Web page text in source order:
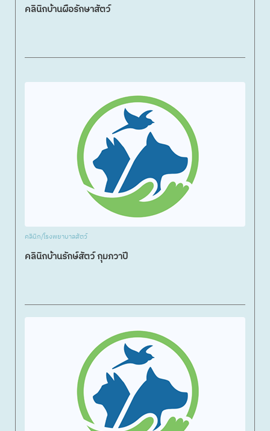
คลินิกบ้านผือรักษาสัตว์
คลินิก/โรงพยาบาลสัตว์
คลินิกบ้านรักษ์สัตว์ กุมภวาปี